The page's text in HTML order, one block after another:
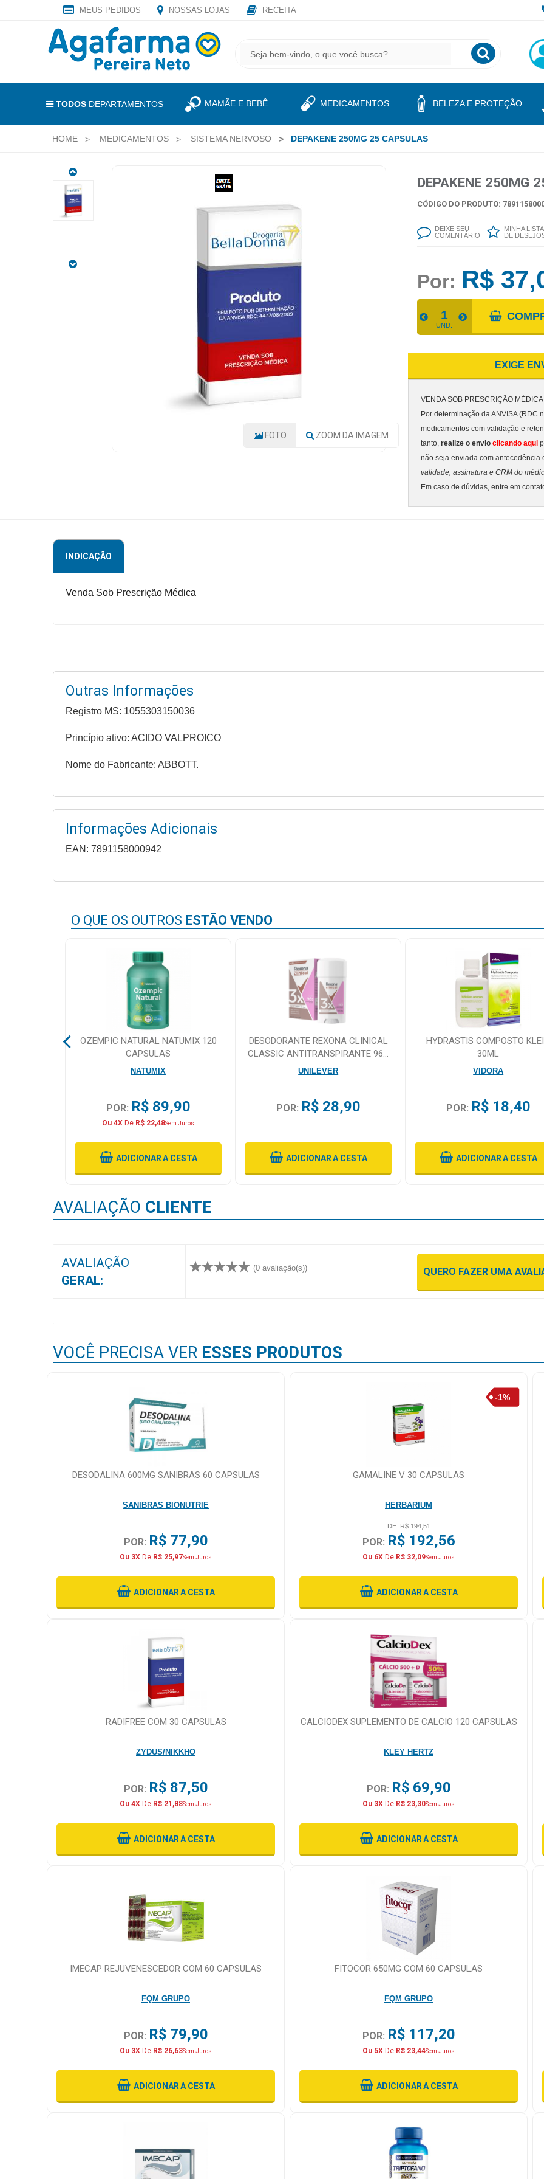
LOGIN
DEPARTAMENTOS
PROMOÇÕES
ATENDIMENTO
MEUS PEDIDOS NOSSAS LOJAS RECEITA
TODOS DEPARTAMENTOS MAMÃE E BEBÊ MEDICAMENTOS BELEZA E PROTEÇÃO
HOME MEDICAMENTOS SISTEMA NERVOSO DEPAKENE 250MG 25 CAPSULAS
DEPAKENE
250MG
25
CÓDIGO
FOTO ZOOM DA IMAGEM
DEPAKENE 250MG
CÓDIGO DO PRODUTO:
DEIXE SEU
COMENTÁRIO
MINHA LISTA
DE
Por: R$
UND.
EXIGE
VENDA SOB PRESCRIÇÃO
Por determinação da ANVISA (RDC
medicamentos com validação e
tanto, realize o envio clicando aqui
não seja enviada com antecedência
validade, assinatura e CRM do
Em caso de dúvidas, entre em
INDICAÇÃO
Venda Sob Prescrição Médica
Outras Informações
Registro MS: 1055303150036
Princípio ativo: ACIDO VALPROICO
Nome do Fabricante: ABBOTT.
Informações Adicionais
EAN: 7891158000942
O QUE OS OUTROS ESTÃO VENDO
OZEMPIC NATURAL NATUMIX 120
CAPSULAS
NATUMIX
POR: R$ 89,90
Ou 4X De R$ 22,48Sem Juros
ADICIONARA CESTA
DESODORANTE REXONA CLINICAL
CLASSIC ANTITRANSPIRANTE 96H
CREME 58G
UNILEVER
POR: R$ 28,90
ADICIONARA CESTA
HYDRASTIS COMPOSTO
30ML
VIDORA
POR: R$ 18,40
ADICIONARA CESTA
AVALIAÇÃO CLIENTE
AVALIAÇÃO
GERAL:
(0 avaliação(s)) QUERO FAZER UMA
VOCÊ PRECISA VER ESSES PRODUTOS
DESODALINA 600MG SANIBRAS 60 CAPSULAS
SANIBRAS BIONUTRIE
POR: R$ 77,90
Ou 3X De R$ 25,97Sem Juros
ADICIONARA CESTA
GAMALINE V 30 CAPSULAS
HERBARIUM
DE: R$ 194,51
POR: R$ 192,56
Ou 6X De R$ 32,09Sem Juros
ADICIONARA CESTA
RADIFREE COM 30 CAPSULAS
ZYDUS/NIKKHO
POR: R$ 87,50
Ou 4X De R$ 21,88Sem Juros
ADICIONARA CESTA
CALCIODEX SUPLEMENTO DE CALCIO 120 CAPSULAS
KLEY HERTZ
POR: R$ 69,90
Ou 3X De R$ 23,30Sem Juros
ADICIONARA CESTA
IMECAP REJUVENESCEDOR COM 60 CAPSULAS
FQM GRUPO
POR: R$ 79,90
Ou 3X De R$ 26,63Sem Juros
ADICIONARA CESTA
FITOCOR 650MG COM 60 CAPSULAS
FQM GRUPO
POR: R$ 117,20
Ou 5X De R$ 23,44Sem Juros
ADICIONARA CESTA
CADASTRE
SEU
MAIL
E
AS
EXCLUSIVAS.